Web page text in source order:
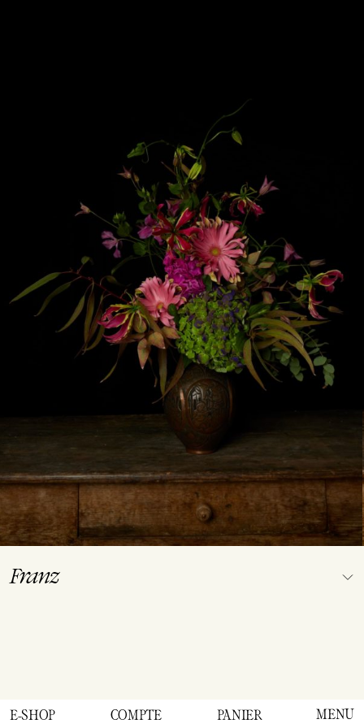
E-SHOP COMPTE PANIER MENU
Franz
Tous nos bouquets sont des pièces uniques réalisées dans notre
boutique au gré des saisons et des fleurs disponibles. Les